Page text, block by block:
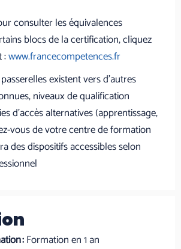
consulter les équivalences
blocs de la certification, cliquez
:www.francecompetences.fr
existent vers d’autres
niveaux de qualification
d’accès alternatives (apprentissage,
vous de votre centre de formation
des dispositifs accessibles selon
:Formation en 1 an